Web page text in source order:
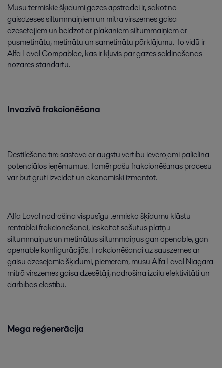
Mūsutermiskiešķīdumigāzesapstrādeiir,sākotno
gaisdzesessiltummaiņiemun mitravirszemesgaisa
dzesētājiemun beidzotarplakaniemsiltummaiņiemar
pusmetinātu,metinātu unsametinātu pārklājumu.Tovidū ir
Alfa LavalCompabloc,kasirkļuvispargāzessaldināšanas
nozaresstandartu.
Invazīvā frakcionēšana
Destilēšanatīrāsastāvāaraugstuvērtību ievērojamipalielina
potenciālosieņēmumus.Tomērpašufrakcionēšanasprocesu
varbūtgrūtiizveidotunekonomiskiizmantot.
Alfa Lavalnodrošinavispusīgutermiskošķīdumu klāstu
rentablaifrakcionēšanai,ieskaitotsašūtusplātņu
siltummaiņusun metinātussiltummaiņusganopenable,gan
openablekonfigurācijās.Frakcionēšanaiuzsauszemesar
gaisudzesējamiešķīdumi,piemēram,mūsuAlfa LavalNiagara
mitrāvirszemesgaisadzesētāji,nodrošina izciluefektivitātiun
darbībaselastību.
Mega reģenerācija